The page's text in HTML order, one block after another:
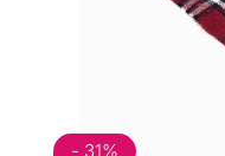
- 31%